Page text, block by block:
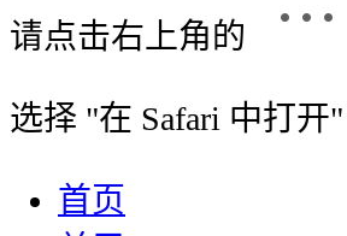
请点击右上角的
选择 "在 Safari 中打开"
首页